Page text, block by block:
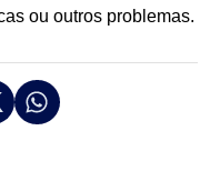
ou outros problemas.